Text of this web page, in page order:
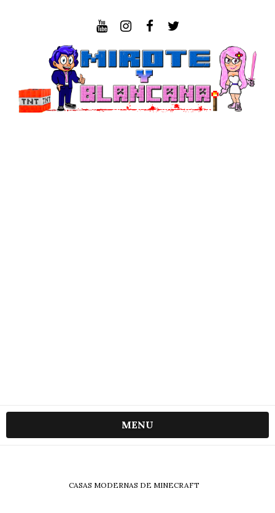
MENU
CASAS MODERNAS DE MINECRAFT